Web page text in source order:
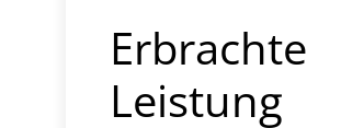
Erbrachte
Leistung